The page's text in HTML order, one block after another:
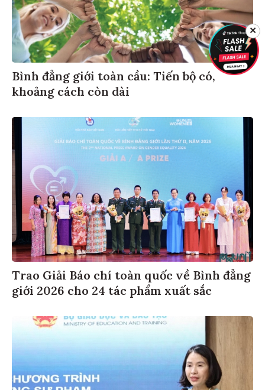
Bình đẳng giới toàn cầu: Tiến bộ có,
khoảng cách còn dài
Trao Giải Báo chí toàn quốc về Bình đẳng
giới 2026 cho 24 tác phẩm xuất sắc
✕